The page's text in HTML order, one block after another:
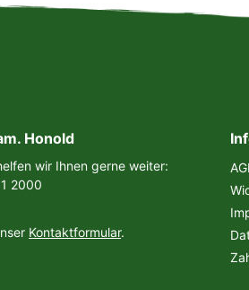
Honold
wir Ihnen gerne weiter:
2000
Kontaktformular.